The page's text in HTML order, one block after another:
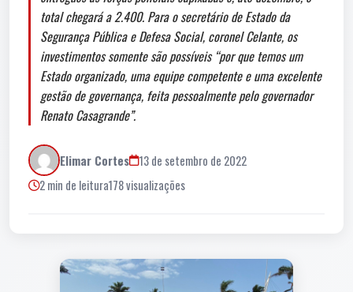
total chegará a 2.400. Para o secretário de Estado da
Segurança Pública e Defesa Social, coronel Celante, os
investimentos somente são possíveis “por que temos um
Estado organizado, uma equipe competente e uma excelente
gestão de governança, feita pessoalmente pelo governador
Renato Casagrande”.
Elimar Cortes
13 de setembro de 2022
2 min de leitura178 visualizações